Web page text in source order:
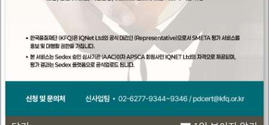
경영시스템 인증
Management Certification
품질·환경·안전·자동차·항공우주·식품 등
더보기